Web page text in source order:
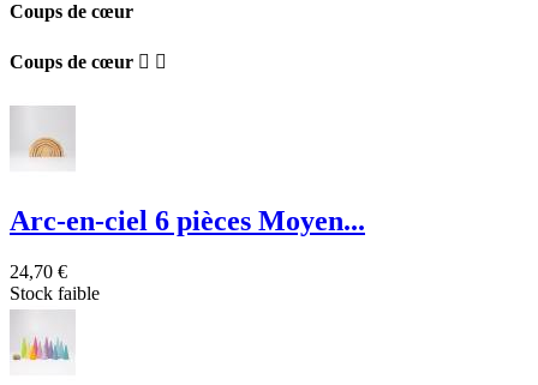
Coups de cœur
Coups de cœur  
Arc-en-ciel 6 pièces Moyen...
24,70 €
Stock faible